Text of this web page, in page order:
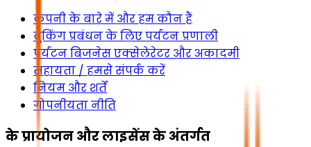
कंपनी के बारे में और हम कौन हैं
बुकिंग प्रबंधन के लिए पर्यटन प्रणाली
पर्यटन बिजनेस एक्सेलेरेटर और अकादमी
सहायता / हमसे संपर्क करें
नियम और शर्तें
गोपनीयता नीति
के प्रायोजन और लाइसेंस के अंतर्गत